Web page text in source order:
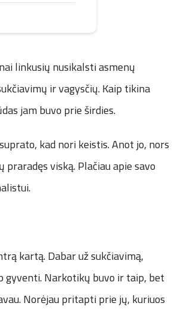
linkusių nusikalsti asmenų
ir vagysčių. Kaip tikina
jam buvo prie širdies.
kad nori keistis. Anot jo, nors
viską. Plačiau apie savo
kartą. Dabar už sukčiavimą,
gyventi. Narkotikų buvo ir taip, bet
Norėjau pritapti prie jų, kuriuos